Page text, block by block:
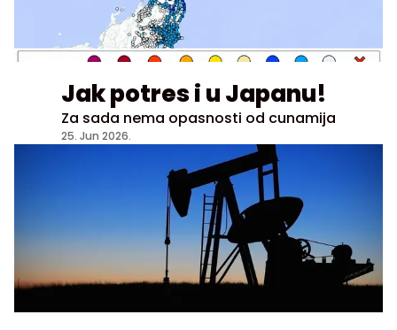
Jak potres i u Japanu!
Za sada nema opasnosti od cunamija
25. Jun 2026.